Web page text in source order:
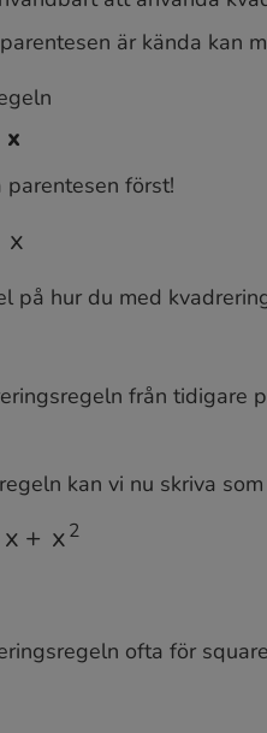
är kända kan
först!
på hur du med
från tidigare
kan vi nu skriva som
ofta för